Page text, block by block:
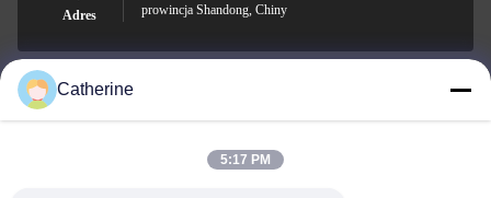
Adres
prowincja Shandong, Chiny
padraic@huayumachine.cn
Catherine
5:17 PM